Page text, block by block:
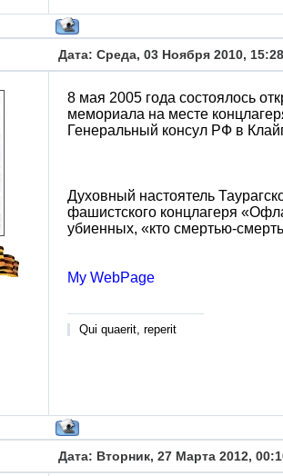
Дата: Среда, 03 Ноября 2010,
8 мая 2005 года состоялось
мемориала на месте
Генеральный консул РФ в
Духовный настоятель
фашистского концлагеря
убиенных, «кто смертью-
My WebPage
Qui quaerit, reperit
Дата: Вторник, 27 Марта 2012,